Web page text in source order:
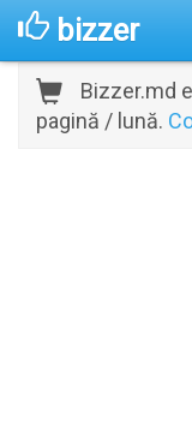
bizzer
Bizzer.md
pagină / lună.